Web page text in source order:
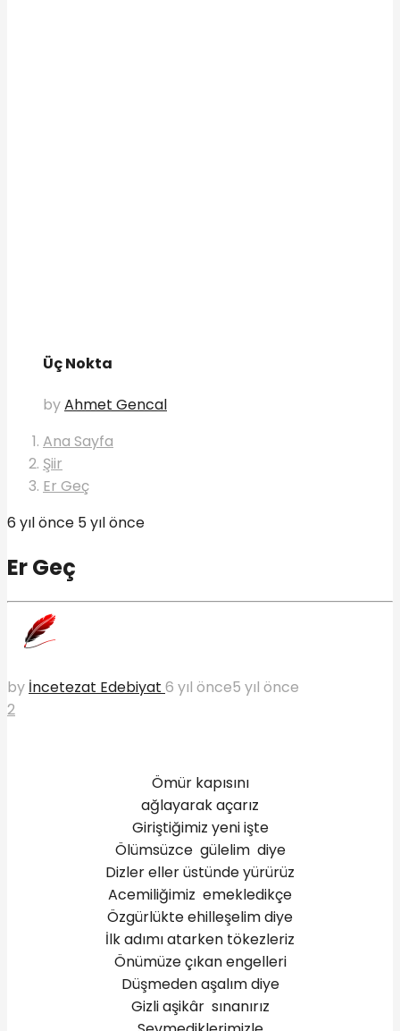
Üç Nokta
byAhmet Gencal
Ana Sayfa
Şiir
Er Geç
6 yıl önce 5 yıl önce
Er Geç
by İncetezat Edebiyat 6 yıl önce5 yıl önce
2
Ömür kapısını
ağlayarak açarız
Giriştiğimiz yeni işte
Ölümsüzce gülelim diye
Dizler eller üstünde yürürüz
Acemiliğimiz emekledikçe
Özgürlükte ehilleşelim diye
İlk adımı atarken tökezleriz
Önümüze çıkan engelleri
Düşmeden aşalım diye
Gizli aşikâr sınanırız